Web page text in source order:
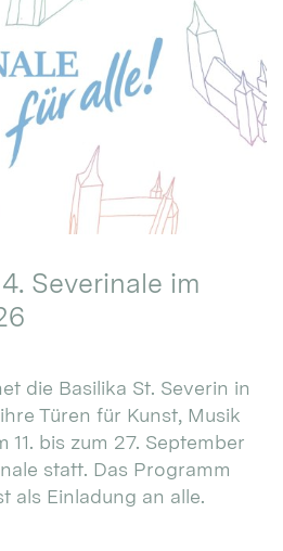
Severinale im
die Basilika St. Severin in
Türen für Kunst, Musik
11. bis zum 27. September
statt. Das Programm
als Einladung an alle.